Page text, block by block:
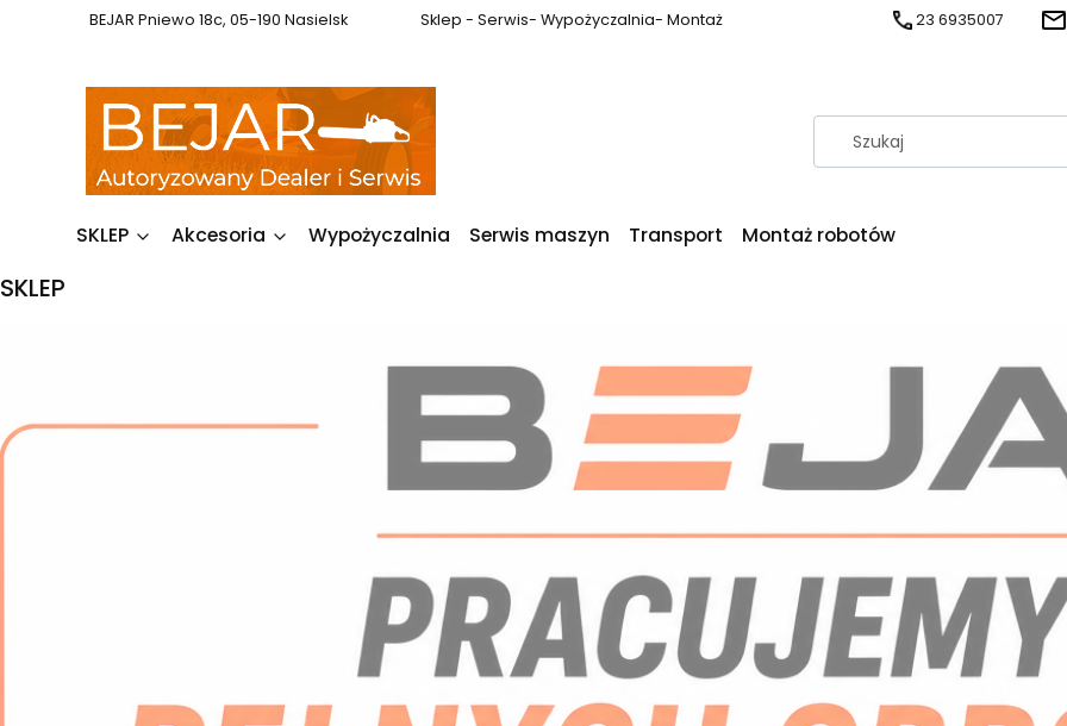
BEJAR Pniewo 18c, 05-190 Nasielsk Sklep - Serwis- Wypożyczalnia- Montaż 23 6935007
SKLEP Akcesoria Wypożyczalnia Serwis maszyn Transport Montaż robotów
SKLEP